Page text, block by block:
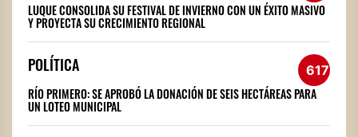
LUQUE CONSOLIDA SU FESTIVAL DE INVIERNO CON UN ÉXITO MASIVO
Y PROYECTA SU CRECIMIENTO REGIONAL
POLÍTICA 617
RÍO PRIMERO: SE APROBÓ LA DONACIÓN DE SEIS HECTÁREAS PARA
UN LOTEO MUNICIPAL